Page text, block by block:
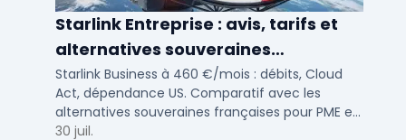
Starlink Entreprise : avis, tarifs et
alternatives souveraines
françaises 2026
Starlink Business à 460 €/mois : débits, Cloud
Act, dépendance US. Comparatif avec les
alternatives souveraines françaises pour PME et
ETI multi-sites. Avis terrain et critères de choix
30 juil.